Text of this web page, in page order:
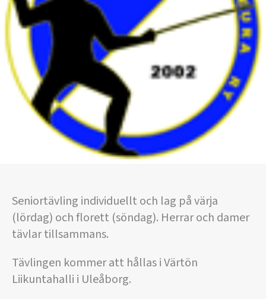
Seniortävling individuellt och lag på värja
(lördag) och florett (söndag). Herrar och damer
tävlar tillsammans.
Tävlingen kommer att hållas i Värtön
Liikuntahalli i Uleåborg.